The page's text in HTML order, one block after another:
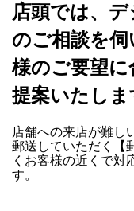
店頭では、
のご相談を
様のご要望
提案いたしま
店舗への来店が難し
郵送していただく【
くお客様の近くで対
す。